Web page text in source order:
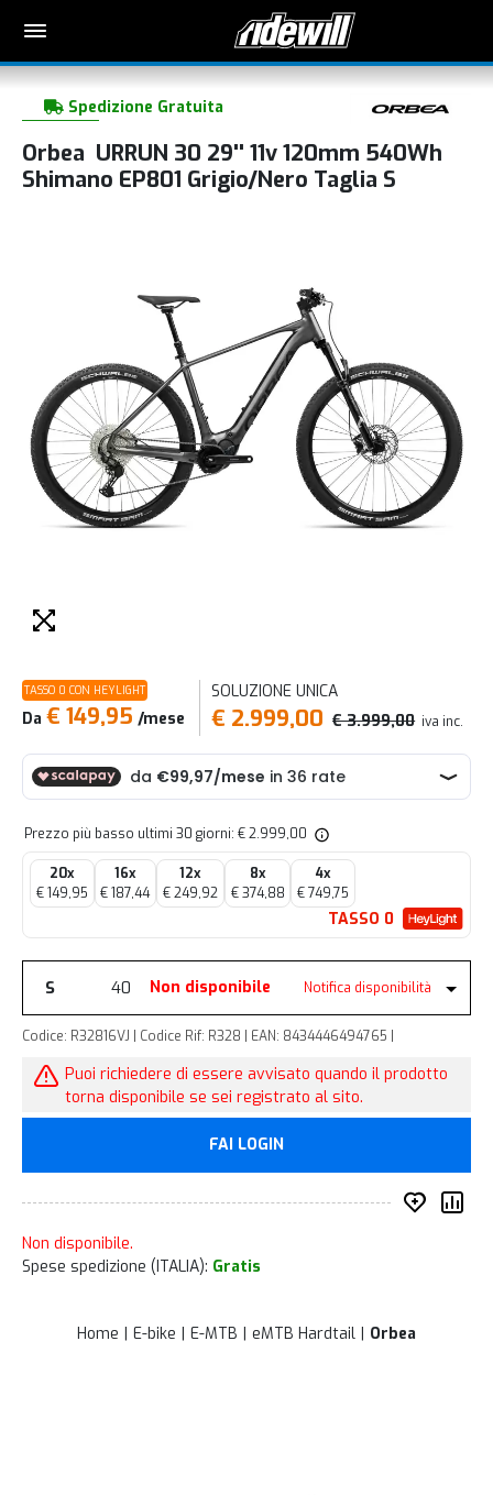
Spedizione Gratuita
Orbea URRUN 30 29'' 11v 120mm 540Wh
Shimano EP801 Grigio/Nero Taglia S
TASSO 0 CON HEYLIGHT
Da € 149,95 /mese
SOLUZIONE UNICA
€ 2.999,00 € 3.999,00 iva inc.
Prezzo più basso ultimi 30 giorni: € 2.999,00
20x
€ 149,95
16x
€ 187,44
12x
€ 249,92
8x
€ 374,88
4x
€ 749,75
TASSO 0
S 40 Non disponibile Notifica disponibilità
Codice: R32816VJ | Codice Rif: R328 | EAN: 8434446494765 |
Puoi richiedere di essere avvisato quando il prodotto
torna disponibile se sei registrato al sito.
FAI LOGIN
Non disponibile.
Spese spedizione (ITALIA): Gratis
Home E-bike E-MTB eMTB Hardtail Orbea